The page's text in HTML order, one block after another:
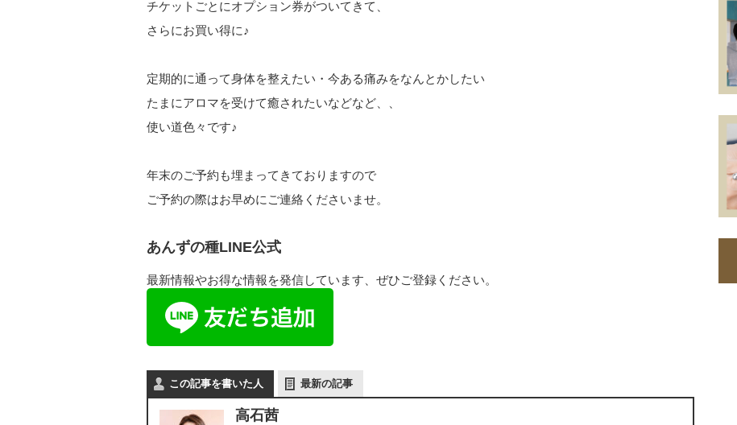
チケットごとにオプション券がついてきて、
さらにお買い得に♪
定期的に通って身体を整えたい・今ある痛みをなんとかしたい
たまにアロマを受けて癒されたいなどなど、、
使い道色々です♪
年末のご予約も埋まってきておりますので
ご予約の際はお早めにご連絡くださいませ。
あんずの種LINE公式
最新情報やお得な情報を発信しています、ぜひご登録ください。
この記事を書いた人 最新の記事
高石茜